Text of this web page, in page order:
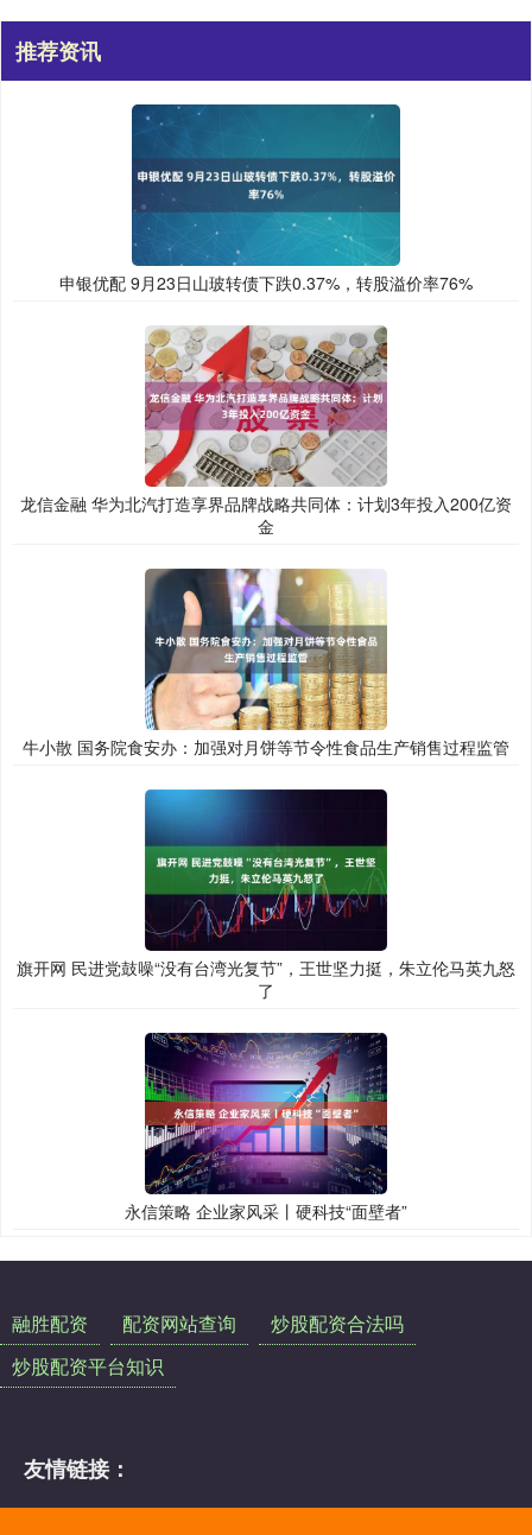
推荐资讯
申银优配 9月23日山玻转债下跌0.37%，转股溢价率76%
龙信金融 华为北汽打造享界品牌战略共同体：计划3年投入200亿资
金
牛小散 国务院食安办：加强对月饼等节令性食品生产销售过程监管
旗开网 民进党鼓噪“没有台湾光复节”，王世坚力挺，朱立伦马英九怒
了
永信策略 企业家风采丨硬科技“面壁者”
融胜配资 配资网站查询
炒股配资合法吗
炒股配资平台知识
友情链接：